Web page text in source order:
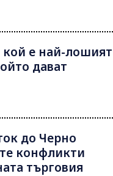
е най-лошият
дават
до Черно
конфликти
търговия